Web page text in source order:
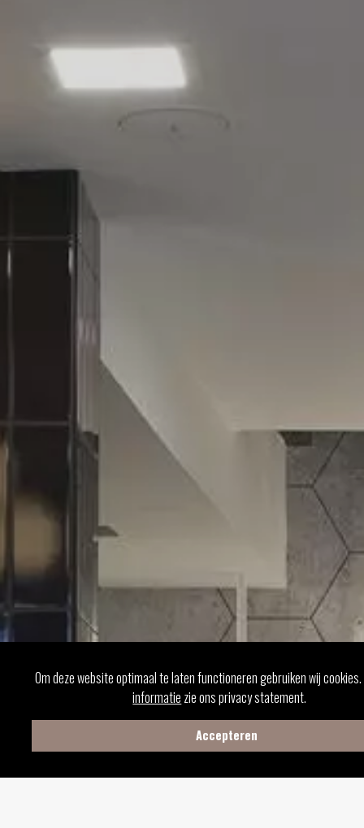
Om deze website optimaal te laten functioneren gebruiken wij
informatie zie ons privacy statement.
Accepteren